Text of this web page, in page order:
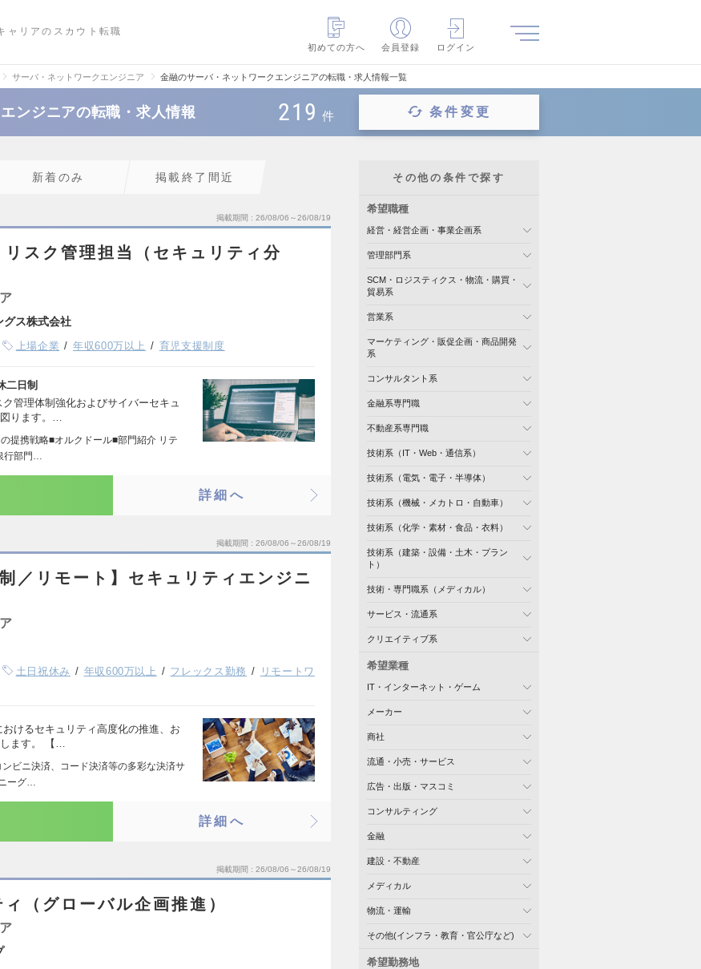
ャリアのスカウト転職
初めての方へ
会員登録 ログイン
サーバ・ネットワークエンジニア 金融のサーバ・ネットワークエンジニアの転職・求人情報一覧
ンジニアの転職・求人情報 219 件 条件変更
新着のみ 掲載終了間近
掲載期間 26/08/06～26/08/19
リスク管理担当（セキュリティ分
グス株式会社
上場企業 年収600万以上 育児支援制度
二日制
管理体制強化およびサイバーセキュ
ります。…
提携戦略■オルクドール■部門紹介 リテ
行部門…
詳細へ
掲載期間 26/08/06～26/08/19
／リモート】セキュリティエンジニ
土日祝休み 年収600万以上 フレックス勤務
リモートワ
けるセキュリティ高度化の推進、お
します。 【…
ビニ決済、コード決済等の多彩な決済サ
ーグ…
詳細へ
掲載期間 26/08/06～26/08/19
（グローバル企画推進）
その他の条件で探す
希望職種
経営・経営企画・事業企画系
管理部門系
SCM・ロジスティクス・物流・購買・
貿易系
営業系
マーケティング・販促企画・商品開発
系
コンサルタント系
金融系専門職
不動産系専門職
技術系（IT・Web・通信系）
技術系（電気・電子・半導体）
技術系（機械・メカトロ・自動車）
技術系（化学・素材・食品・衣料）
技術系（建築・設備・土木・プラン
ト）
技術・専門職系（メディカル）
サービス・流通系
クリエイティブ系
希望業種
IT・インターネット・ゲーム
メーカー
商社
流通・小売・サービス
広告・出版・マスコミ
コンサルティング
金融
建設・不動産
メディカル
物流・運輸
その他(インフラ・教育・官公庁など)
希望勤務地